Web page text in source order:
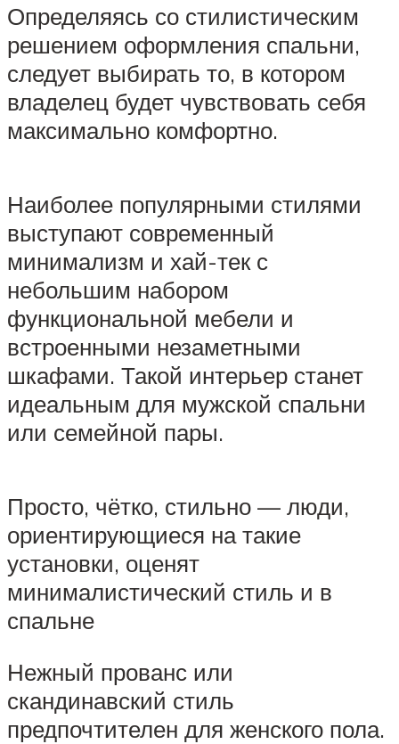
Определяясь со стилистическим
решением оформления спальни,
следует выбирать то, в котором
владелец будет чувствовать себя
максимально комфортно.
Наиболее популярными стилями
выступают современный
минимализм и хай-тек с
небольшим набором
функциональной мебели и
встроенными незаметными
шкафами. Такой интерьер станет
идеальным для мужской спальни
или семейной пары.
Просто, чётко, стильно — люди,
ориентирующиеся на такие
установки, оценят
минималистический стиль и в
спальне
Нежный прованс или
скандинавский стиль
предпочтителен для женского пола.